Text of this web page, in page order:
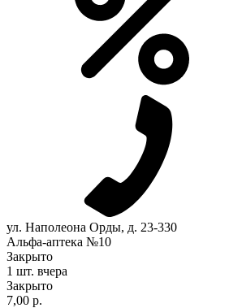
ул. Наполеона Орды, д. 23-330
Альфа-аптека №10
Закрыто
1 шт. вчера
Закрыто
7,00 р.